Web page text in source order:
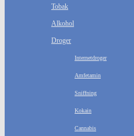
Tobak
Alkohol
Droger
Internetdroger
Amfetamin
Sniffning
Kokain
Cannabis